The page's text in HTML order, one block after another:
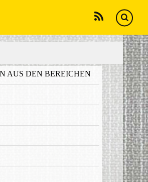
RSS
AUS DEN BEREICHEN